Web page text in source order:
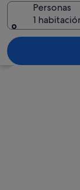
Personas
1